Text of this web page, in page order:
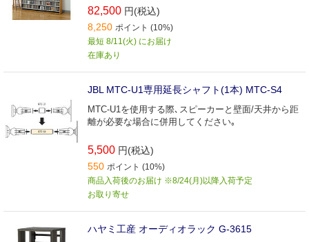
82,500 円(税込)
8,250 ポイント (10%)
最短 8/11(火) にお届け
在庫あり
JBL MTC-U1専用延長シャフト(1本) MTC-S4
MTC-U1を使用する際､スピーカーと壁面/天井から距
離が必要な場合に併用してください｡
5,500 円(税込)
550 ポイント (10%)
商品入荷後のお届け ※8/24(月)以降入荷予定
お取り寄せ
ハヤミ工産 オーディオラック G-3615